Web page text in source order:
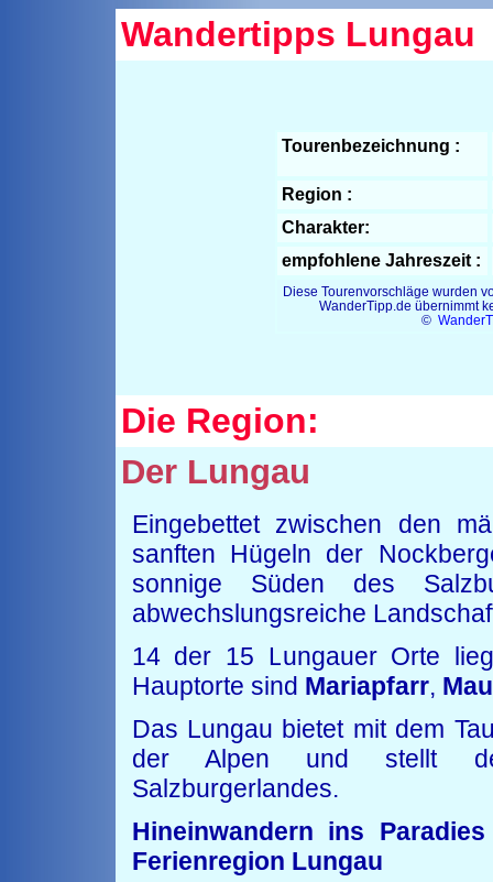
Wandertipps Lungau
Tourenbezeichnung :
Region :
Charakter:
empfohlene Jahreszeit :
Diese Tourenvorschläge wurden
WanderTipp.de übernimmt
©
Die Region:
Der Lungau
Eingebettet zwischen den
sanften Hügeln der
sonnige Süden des
abwechslungsreiche
14 der 15 Lungauer Orte
Hauptorte sind Mariapfarr,
Das Lungau bietet mit dem
der Alpen und stellt
Salzburgerlandes.
Hineinwandern ins
Ferienregion Lungau